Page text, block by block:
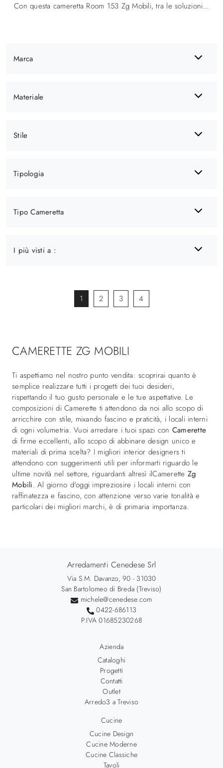
Marca
Materiale
Stile
Tipologia
Tipo Cameretta
I più visti a :
Con questa cameretta Room 153 Zg Mobili, tra le soluzioni a soppalco, potrai allestire stanze moderne per bambine.
1 2 3 4
CAMERETTE ZG MOBILI
Ti aspettiamo nel nostro punto vendita: scoprirai quanto è
semplice realizzare tutti i progetti dei tuoi desideri,
rispettando il tuo gusto personale e le tue aspettative. Le
composizioni di Camerette ti attendono da noi allo scopo di
arricchire con stile, mixando fascino e praticità, i locali interni
di ogni volumetria. Vuoi arredare i tuoi spazi con Camerette
di firme eccellenti, allo scopo di abbinare design unico e
materiali di prima scelta? I migliori interior designers ti
attendono con suggerimenti utili per informarti riguardo le
ultime novità nel settore, riguardanti altresì ilCamerette Zg
Mobili. Al giorno d'oggi impreziosire i locali interni con
raffinatezza e fascino, con attenzione verso varie tonalità e
particolari dei migliori marchi, è di primaria importanza.
Arredamenti Cenedese Srl
Via S.M. Davanzo, 90 - 31030
San Bartolomeo di Breda (Treviso)
michele@cenedese.com
0422-686113
P.IVA 01685230268
Azienda
Cataloghi
Progetti
Contatti
Outlet
Arredo3 a Treviso
Cucine
Cucine Design
Cucine Moderne
Cucine Classiche
Tavoli